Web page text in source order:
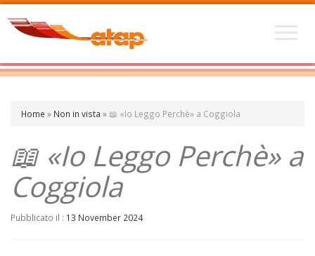
Home » Non in vista »📖 «Io Leggo Perchè» a Coggiola
📖 «Io Leggo Perchè» a
Coggiola
Pubblicato il : 13 November 2024